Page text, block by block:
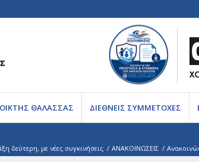
ΘΑΛΑΣΣΑΣ ΔΙΕΘΝΕΙΣ ΣΥΜΜΕΤΟΧΕΣ
με νέες συγκινήσεις / ΑΝΑΚΟΙΝΩΣΕΙΣ /